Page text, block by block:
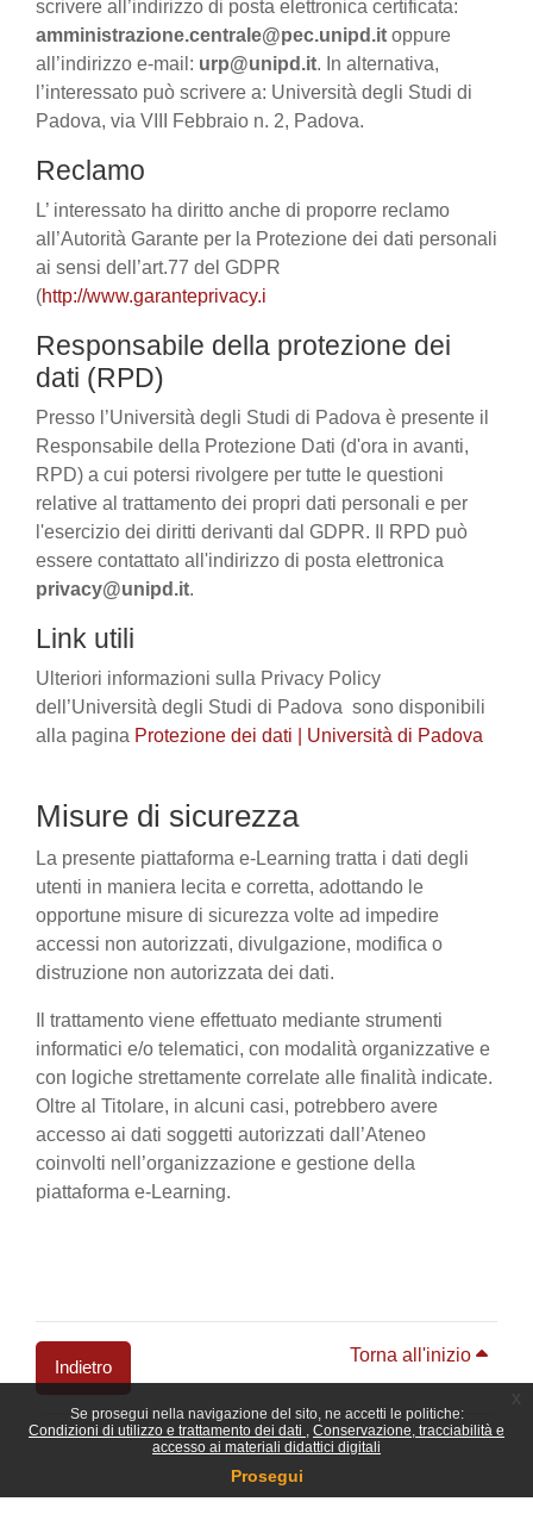
Se prosegui nella navigazione del sito, ne accetti le politiche:
Condizioni di utilizzo e trattamento dei dati
Conservazione, tracciabilità e
accesso ai materiali didattici digitali
Prosegui
scrivere all’indirizzo di posta elettronica certificata:
amministrazione.centrale@pec.unipd.it oppure
all’indirizzo e-mail: urp@unipd.it. In alternativa,
l’interessato può scrivere a: Università degli Studi di
Padova, via VIII Febbraio n. 2, Padova.
Reclamo
L’ interessato ha diritto anche di proporre reclamo
all’Autorità Garante per la Protezione dei dati personali
ai sensi dell’art.77 del GDPR
(http://www.garanteprivacy.i
Responsabile della protezione dei
dati (RPD)
Presso l’Università degli Studi di Padova è presente il
Responsabile della Protezione Dati (d'ora in avanti,
RPD) a cui potersi rivolgere per tutte le questioni
relative al trattamento dei propri dati personali e per
l'esercizio dei diritti derivanti dal GDPR. Il RPD può
essere contattato all'indirizzo di posta elettronica
privacy@unipd.it.
Link utili
Ulteriori informazioni sulla Privacy Policy
dell’Università degli Studi di Padova sono disponibili
alla pagina Protezione dei dati | Università di Padova
Misure di sicurezza
La presente piattaforma e-Learning tratta i dati degli
utenti in maniera lecita e corretta, adottando le
opportune misure di sicurezza volte ad impedire
accessi non autorizzati, divulgazione, modifica o
distruzione non autorizzata dei dati.
Il trattamento viene effettuato mediante strumenti
informatici e/o telematici, con modalità organizzative e
con logiche strettamente correlate alle finalità indicate.
Oltre al Titolare, in alcuni casi, potrebbero avere
accesso ai dati soggetti autorizzati dall’Ateneo
coinvolti nell’organizzazione e gestione della
piattaforma e-Learning.
Indietro
Torna all'inizio
Blocchi